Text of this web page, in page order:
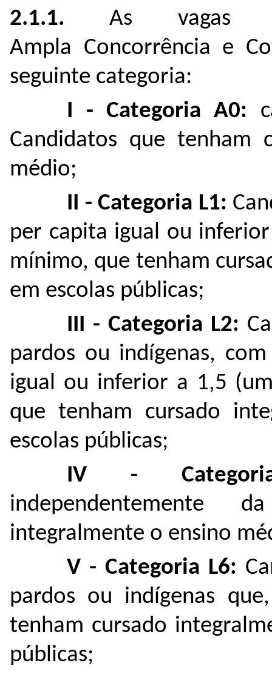
2.1.1. As vagas
Ampla Concorrência e
seguinte categoria:
I - Categoria A0:
Candidatos que tenham
médio;
II - Categoria L1:
per capita igual ou
mínimo, que tenham
em escolas públicas;
III - Categoria L2:
pardos ou indígenas,
igual ou inferior a 1,5
que tenham cursado
escolas públicas;
IV -
independentemente
integralmente o ensino
V - Categoria L6:
pardos ou indígenas
tenham cursado
públicas;